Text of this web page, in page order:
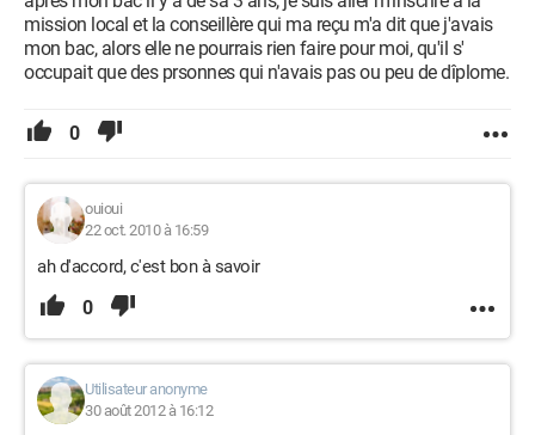
mission local et la conseillère qui ma reçu m'a dit que j'avais
mon bac, alors elle ne pourrais rien faire pour moi, qu'il s'
occupait que des prsonnes qui n'avais pas ou peu de dîplome.
0
ouioui
22 oct. 2010 à 16:59
ah d'accord, c'est bon à savoir
0
Utilisateur anonyme
30 août 2012 à 16:12